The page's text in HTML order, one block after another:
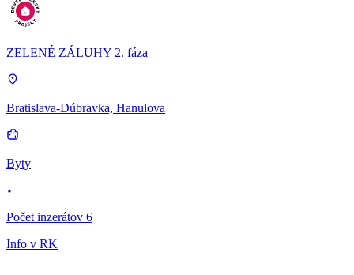
ZELENÉ ZÁLUHY 2. fáza
Bratislava-Dúbravka, Hanulova
Byty
Počet inzerátov 6
Info v RK